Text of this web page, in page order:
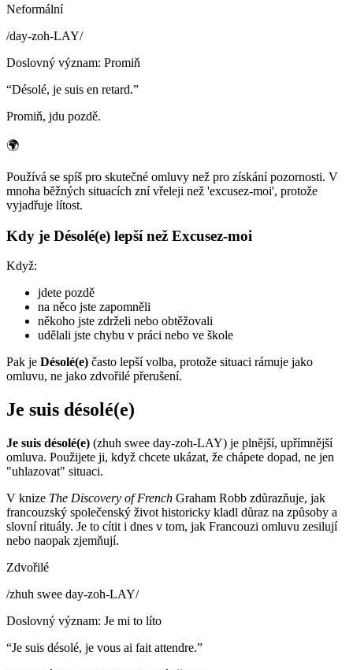
Neformální
/day-zoh-LAY/
Doslovný význam: Promiň
“Désolé, je suis en retard.”
Promiň, jdu pozdě.
🌍
Používá se spíš pro skutečné omluvy než pro získání pozornosti. V
mnoha běžných situacích zní vřeleji než 'excusez-moi', protože
vyjadřuje lítost.
Kdy je Désolé(e) lepší než Excusez-moi
Když:
jdete pozdě
na něco jste zapomněli
někoho jste zdrželi nebo obtěžovali
udělali jste chybu v práci nebo ve škole
Pak je Désolé(e) často lepší volba, protože situaci rámuje jako
omluvu, ne jako zdvořilé přerušení.
Je suis désolé(e)
Je suis désolé(e) (zhuh swee day-zoh-LAY) je plnější, upřímnější
omluva. Použijete ji, když chcete ukázat, že chápete dopad, ne jen
"uhlazovat" situaci.
V knize The Discovery of French Graham Robb zdůrazňuje, jak
francouzský společenský život historicky kladl důraz na způsoby a
slovní rituály. Je to cítit i dnes v tom, jak Francouzi omluvu zesilují
nebo naopak zjemňují.
Zdvořilé
/zhuh swee day-zoh-LAY/
Doslovný význam: Je mi to líto
“Je suis désolé, je vous ai fait attendre.”